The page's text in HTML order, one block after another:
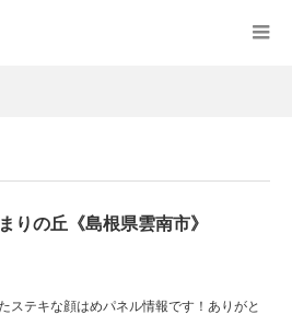
りの丘《島根県雲南市》
ステキな顔はめパネル情報です！ありがと